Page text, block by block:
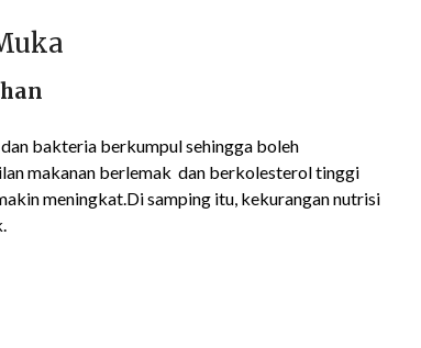
bakteria berkumpul sehingga boleh
makanan berlemak dan berkolesterol tinggi
meningkat.Di samping itu, kekurangan nutrisi